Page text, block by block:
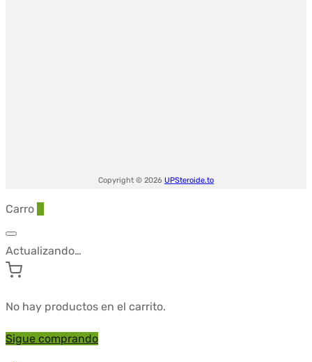
Copyright © 2026 UPSteroide.to
Carro
Actualizando…
No hay productos en el carrito.
Sigue comprando